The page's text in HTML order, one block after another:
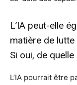
L’IA peut-elle
matière de
Si oui, de quelle
L’IA pourrait être